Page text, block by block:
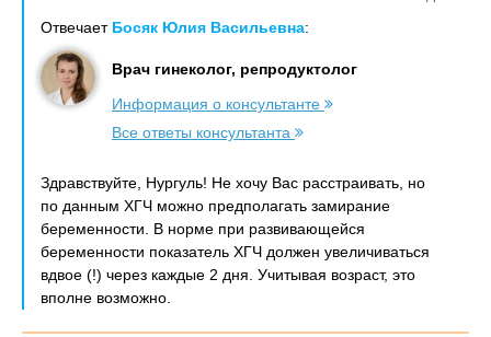
Отвечает Босяк Юлия Васильевна:
Врач гинеколог, репродуктолог
Информация о консультанте
Все ответы консультанта
Здравствуйте, Нургуль! Не хочу Вас расстраивать, но
по данным ХГЧ можно предполагать замирание
беременности. В норме при развивающейся
беременности показатель ХГЧ должен увеличиваться
вдвое (!) через каждые 2 дня. Учитывая возраст, это
вполне возможно.